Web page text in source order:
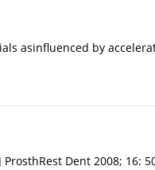
asinfluenced by
Dent 2008; 16: